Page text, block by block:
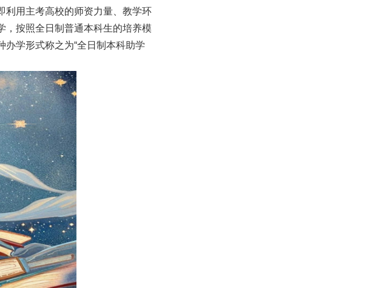
利用主考高校的师资力量、教学环
，按照全日制普通本科生的培养模
学形式称之为“全日制本科助学